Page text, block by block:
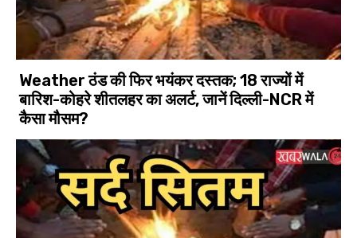
Weather ठंड की फिर भयंकर दस्तक; 18 राज्यों में
बारिश-कोहरे शीतलहर का अलर्ट, जानें दिल्ली-NCR में
कैसा मौसम?